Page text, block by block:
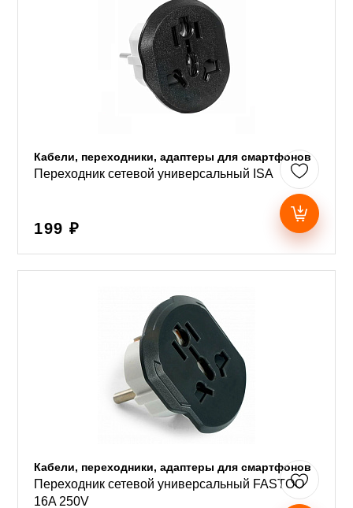
Кабели, переходники, адаптеры для смартфонов
Переходник сетевой универсальный ISA
199 ₽
Кабели, переходники, адаптеры для смартфонов
Переходник сетевой универсальный FASTOO
16A 250V